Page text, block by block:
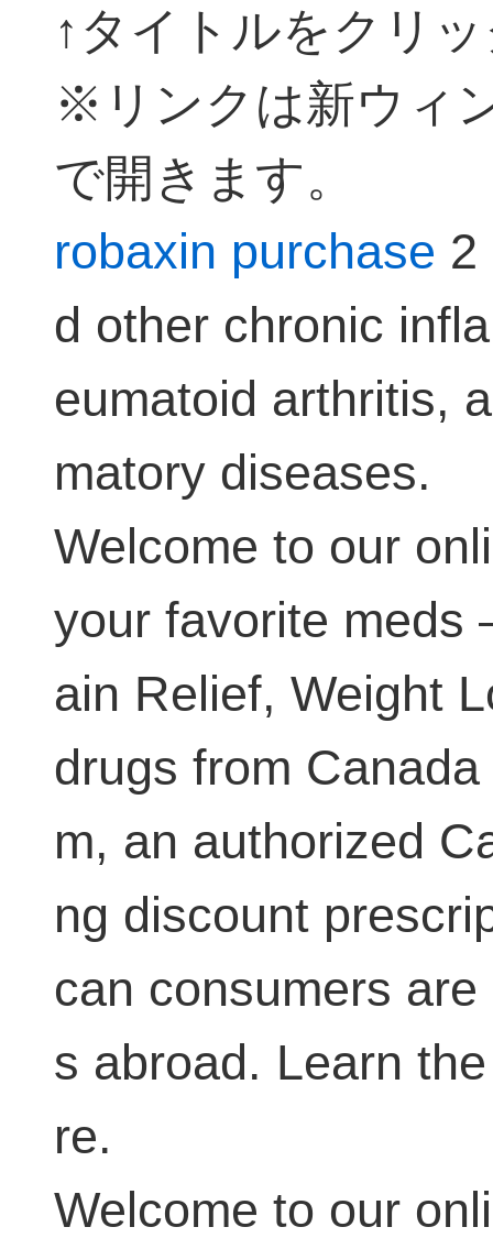
↑タイトルをクリ
※リンクは新ウィ
で開きます。
robaxin purchase 2
d other chronic
eumatoid arthritis,
matory diseases.
Welcome to our
your favorite meds
ain Relief, Weight
drugs from
m, an authorized
ng discount
can consumers
s abroad. Learn
re.
Welcome to our